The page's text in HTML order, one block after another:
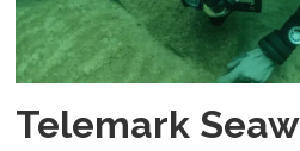
Telemark